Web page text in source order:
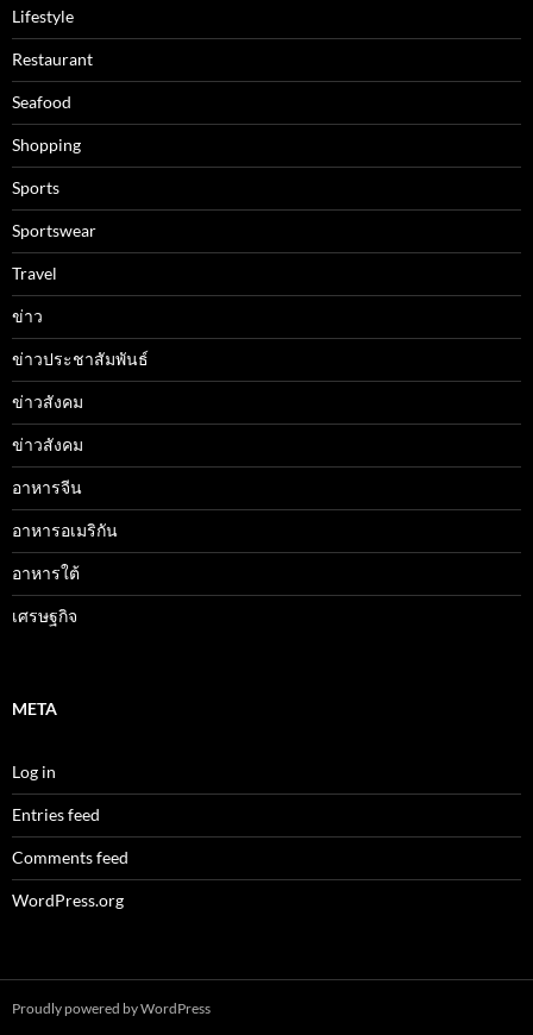
Lifestyle
Restaurant
Seafood
Shopping
Sports
Sportswear
Travel
ข่าว
ข่าวประชาสัมพันธ์
ข่าวสังคม
ข่าวสังคม
อาหารจีน
อาหารอเมริกัน
อาหารใต้
เศรษฐกิจ
META
Log in
Entries feed
Comments feed
WordPress.org
Proudly powered by WordPress